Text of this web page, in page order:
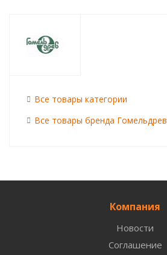
Все товары категории
Все товары бренда Гомельдрев
Компания
Новости
Соглашение